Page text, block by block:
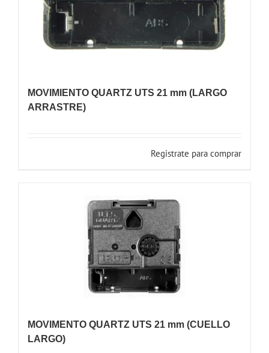
MOVIMIENTO QUARTZ UTS 21 mm (LARGO
ARRASTRE)
Registrate para comprar
MOVIMENTO QUARTZ UTS 21 mm (CUELLO
LARGO)